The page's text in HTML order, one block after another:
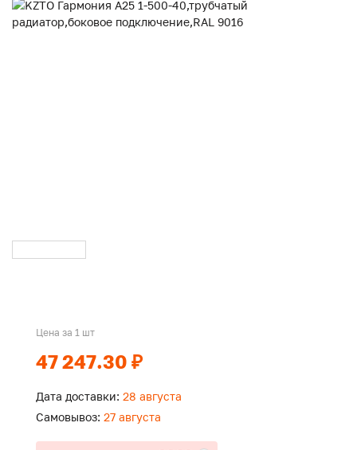
Цена за 1 шт
47 247.30 ₽
Дата доставки: 28 августа
Самовывоз: 27 августа